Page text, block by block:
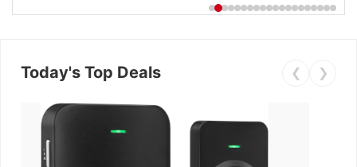
Today's Top Deals ❮ ❯